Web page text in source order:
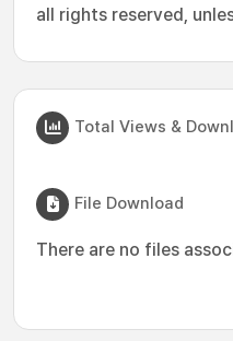
all rights reserved,
Total Views &
File Download
There are no files